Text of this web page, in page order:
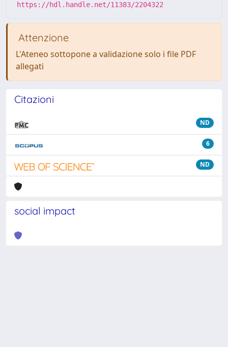
https://hdl.handle.net/11383/2204322
Attenzione
L'Ateneo sottopone a validazione solo i file PDF
allegati
Citazioni
ND
6
ND
social impact